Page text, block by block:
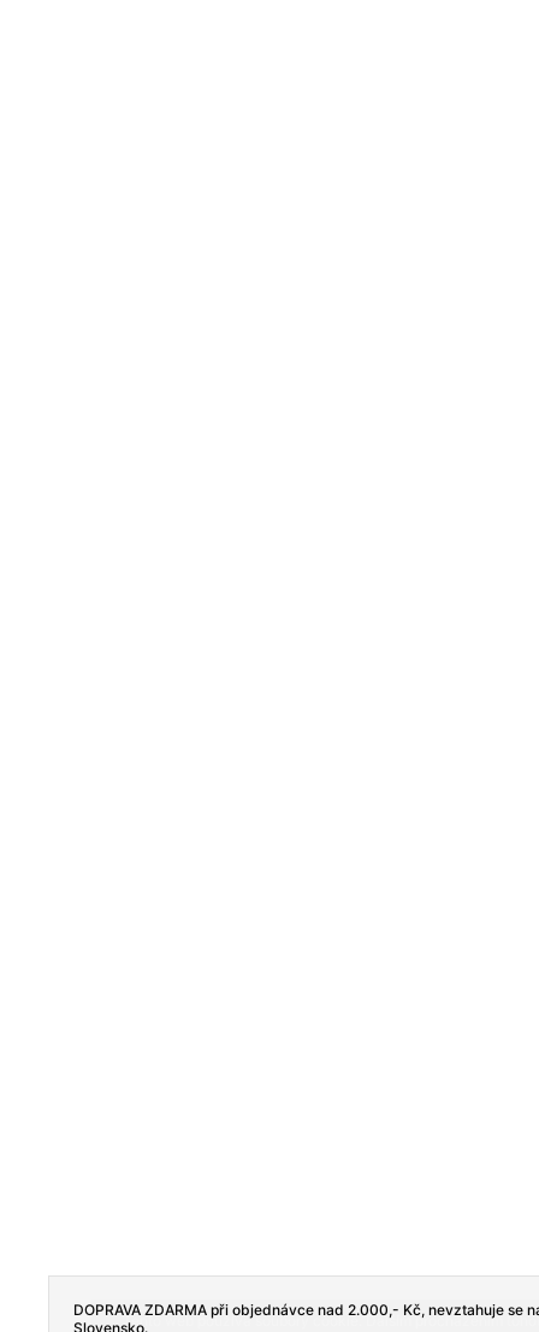
Tento web používá soubory cookie. Dalším procházením
DOPRAVA ZDARMA při objednávce nad 2.000,- Kč, nevztahuje se
Slovensko.